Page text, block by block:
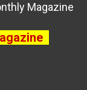
Magazine